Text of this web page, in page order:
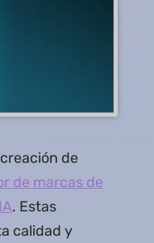
de
de marcas de
. Estas
calidad y